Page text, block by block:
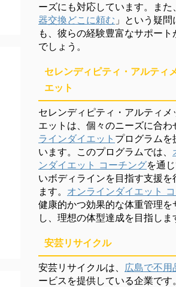
ーズにも対応しています。また
器交換どこに頼む 」という疑問
も、彼らの経験豊富なサポート
でしょう。
セレンディピティ・アルティ
エット
セレンディピティ・アルティメ
エットは、個々のニーズに合わ
ラインダイエット プログラムを
います。このプログラムでは、
ンダイエット コーチングを通
いボディラインを目指す支援を
ます。 オンラインダイエット
健康的かつ効果的な体重管理を
し、理想の体型達成を目指しま
安芸リサイクル
安芸リサイクルは、 広島で不用
ービスを提供している企業です。